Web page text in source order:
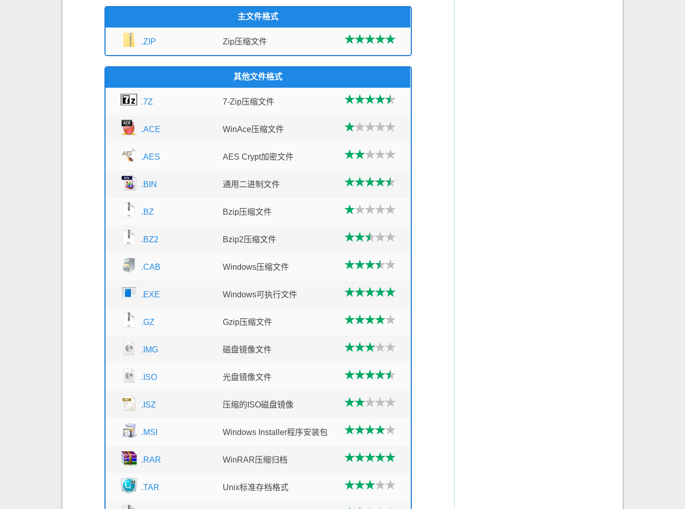
主文件格式
.ZIP Zip压缩文件
其他文件格式
.7Z 7-Zip压缩文件
.ACE WinAce压缩文件
.AES AES Crypt加密文件
.BIN 通用二进制文件
.BZ Bzip压缩文件
.BZ2 Bzip2压缩文件
.CAB Windows压缩文件
.EXE Windows可执行文件
.GZ Gzip压缩文件
.IMG 磁盘镜像文件
.ISO 光盘镜像文件
.ISZ 压缩的ISO磁盘镜像
.MSI Windows Installer程序安装包
.RAR WinRAR压缩归档
.TAR Unix标准存档格式